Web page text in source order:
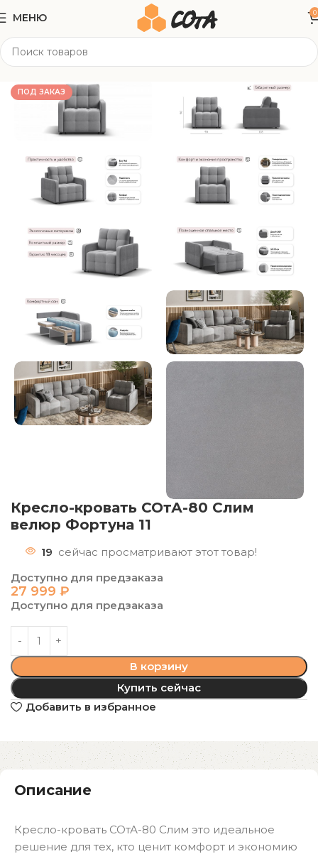
МЕНЮ 0
Мягкая мебель
ПОД ЗАКАЗ
Кресло-кровать СОтА-80 Слим
велюр Фортуна 11
19 сейчас просматривают этот товар!
Доступно для предзаказа
27 999 ₽
Доступно для предзаказа
В корзину
Купить сейчас
Добавить в избранное
Описание
Кресло-кровать СОтА-80 Слим это идеальное
решение для тех, кто ценит комфорт и экономию